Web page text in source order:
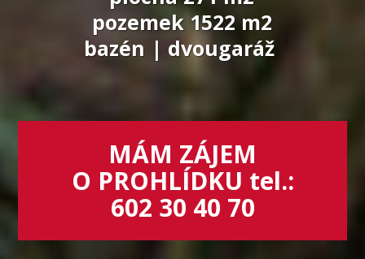
pozemek 1522 m2
bazén | dvougaráž
MÁM ZÁJEM
O PROHLÍDKU tel.:
602 30 40 70